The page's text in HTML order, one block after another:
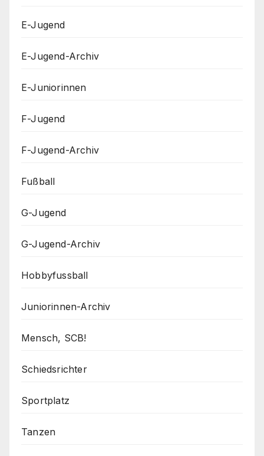
E-Jugend
E-Jugend-Archiv
E-Juniorinnen
F-Jugend
F-Jugend-Archiv
Fußball
G-Jugend
G-Jugend-Archiv
Hobbyfussball
Juniorinnen-Archiv
Mensch, SCB!
Schiedsrichter
Sportplatz
Tanzen